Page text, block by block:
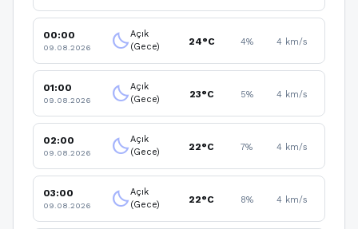
00:00
09.08.2026 clear_nightAçık
(Gece)
24°C 4% 4 km/s
01:00
09.08.2026 clear_nightAçık
(Gece)
23°C 5% 4 km/s
02:00
09.08.2026 clear_nightAçık
(Gece)
22°C 7% 4 km/s
03:00
09.08.2026 clear_nightAçık
(Gece)
22°C 8% 4 km/s